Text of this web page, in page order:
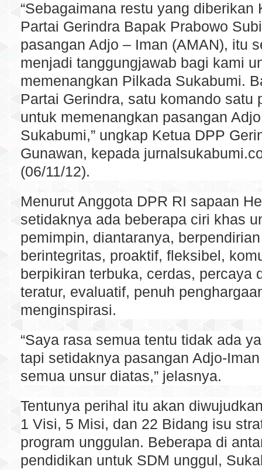
“Sebagaimana restu yang diberikan
Partai Gerindra Bapak Prabowo
pasangan Adjo – Iman (AMAN), itu
menjadi tanggungjawab bagi kami
memenangkan Pilkada Sukabumi.
Partai Gerindra, satu komando satu
untuk memenangkan pasangan
Sukabumi,” ungkap Ketua DPP
Gunawan, kepada
(06/11/12).
Menurut Anggota DPR RI sapaan
setidaknya ada beberapa ciri khas
pemimpin, diantaranya,
berintegritas, proaktif, fleksibel,
berpikiran terbuka, cerdas, percaya
teratur, evaluatif, penuh
menginspirasi.
“Saya rasa semua tentu tidak ada
tapi setidaknya pasangan Adjo-
semua unsur diatas,” jelasnya.
Tentunya perihal itu akan
1 Visi, 5 Misi, dan 22 Bidang isu
program unggulan. Beberapa di
pendidikan untuk SDM unggul,